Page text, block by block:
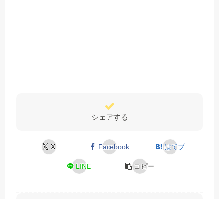
シェアする
X Facebook はてブ
LINE コピー